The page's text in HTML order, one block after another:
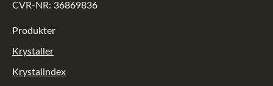
CVR-NR: 36869836
Produkter
Krystaller
Krystalindex